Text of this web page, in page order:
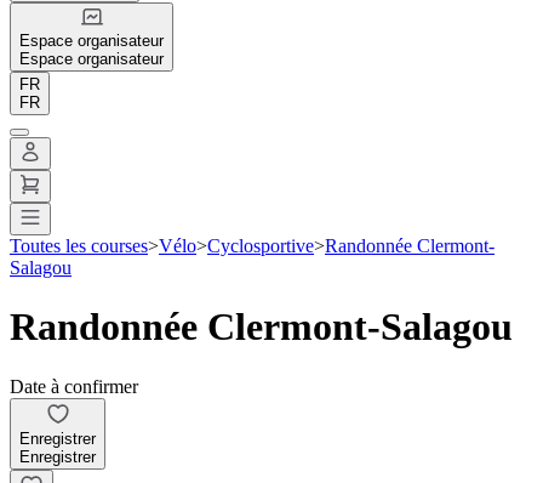
Espace organisateur
Espace organisateur
FR
FR
Toutes les courses>Vélo>Cyclosportive>Randonnée Clermont-
Salagou
Randonnée Clermont-Salagou
Date à confirmer
Enregistrer
Enregistrer